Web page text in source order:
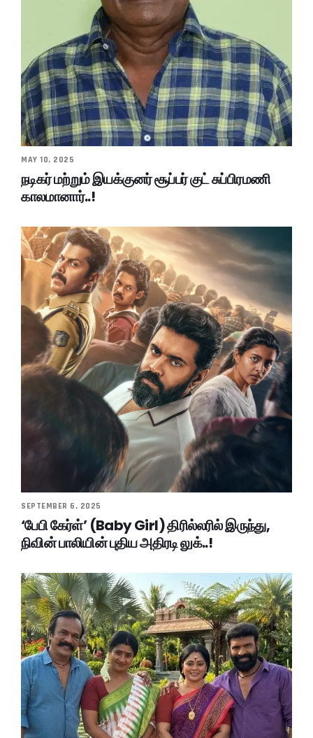
MAY 10, 2025
நடிகர் மற்றும் இயக்குனர் சூப்பர் குட் சுப்பிரமணி
காலமானார்..!
SEPTEMBER 6, 2025
‘பேபி கேர்ள்’ (Baby Girl) திரில்லரில் இருந்து,
நிவின் பாலியின் புதிய அதிரடி லுக்..!